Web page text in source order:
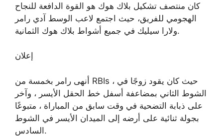
كان منتصف تشكيل بلاك هوك هو القوة الدافعة للنجاح
الهجومي للفريق، حيث اجتمع لاعب الوسط آدي رامر
ولارا سيليك في جميع أشواط بلاك هوك الثمانية.
إعلان
أنهى رامر بخمسة من RBIs ، حيث كان يقود زوجًا في
الشوط الثاني بمضاعفة أسفل خط الحقل الأيسر ، وآخر
على ذبابة التضحية في وقت سابق من المباراة ، متبوعًا
بجولة ثنائية على أرضه إلى الميدان الأيسر في الشوط
السادس.